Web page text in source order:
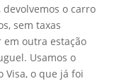
devolvemos o carro
sem taxas
outra estação
Usamos o
Visa, o que já foi